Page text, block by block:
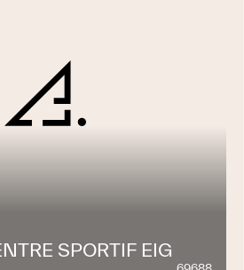
SPORTIF EIG